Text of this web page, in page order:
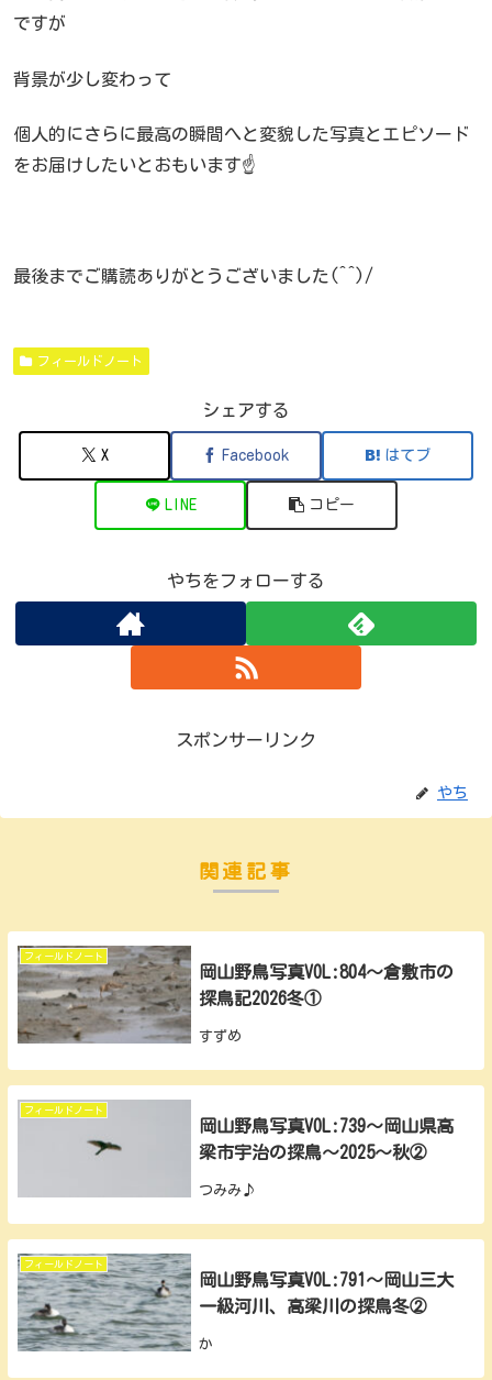
ですが
背景が少し変わって
個人的にさらに最高の瞬間へと変貌した写真とエピソード
をお届けしたいとおもいます☝️
最後までご購読ありがとうございました(^^)/
フィールドノート
シェアする
X Facebook はてブ
LINE コピー
やちをフォローする
スポンサーリンク
やち
関連記事
フィールドノート
岡山野鳥写真VOL:804～倉敷市の
探鳥記2026冬①
すずめ
フィールドノート
岡山野鳥写真VOL:739～岡山県高
梁市宇治の探鳥～2025～秋②
つみみ♪
フィールドノート
岡山野鳥写真VOL:791～岡山三大
一級河川、高梁川の探鳥冬②
か